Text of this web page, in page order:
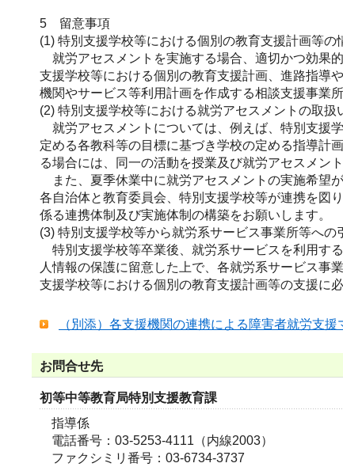
5 留意事項
(1) 特別支援学校等における個別の教育支援計画等の
就労アセスメントを実施する場合、適切かつ効果
支援学校等における個別の教育支援計画、進路指導
機関やサービス等利用計画を作成する相談支援事業
(2) 特別支援学校等における就労アセスメントの取扱
就労アセスメントについては、例えば、特別支援
定める各教科等の目標に基づき学校の定める指導計
る場合には、同一の活動を授業及び就労アセスメン
また、夏季休業中に就労アセスメントの実施希望
各自治体と教育委員会、特別支援学校等が連携を図
係る連携体制及び実施体制の構築をお願いします。
(3) 特別支援学校等から就労系サービス事業所等への
特別支援学校等卒業後、就労系サービスを利用す
人情報の保護に留意した上で、各就労系サービス事
支援学校等における個別の教育支援計画等の支援に
（別添）各支援機関の連携による障害者就労支
お問合せ先
初等中等教育局特別支援教育課
指導係
電話番号：03-5253-4111（内線2003）
ファクシミリ番号：03-6734-3737